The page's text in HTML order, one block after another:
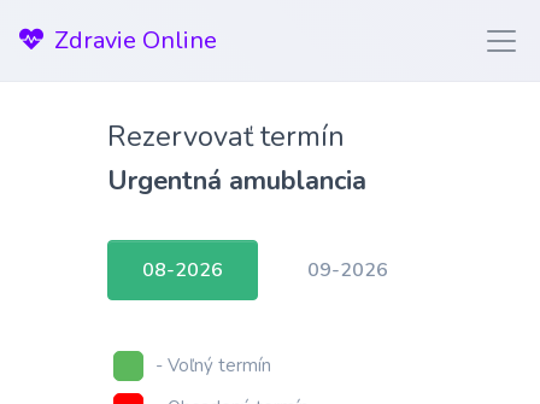
Zdravie Online
Rezervovať termín
Urgentná amublancia
08-2026 09-2026
- Voľný termín